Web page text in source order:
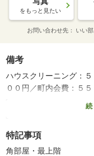
をもっと見たい
お問い合わせ先 いい
備考
ハウスクリーニング：
００円／町内会費：５
／エアコン／クロゼッ
／システムキッチン／
照明付／全居室洋室／
要／二人入居相談／２
特記事項
角部屋・最上階